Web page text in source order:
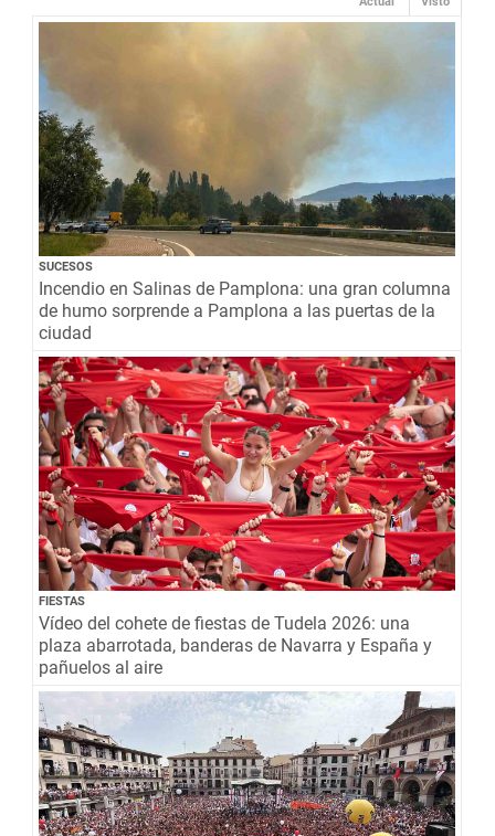
SUCESOS
Incendio en Salinas de Pamplona: una gran columna
de humo sorprende a Pamplona a las puertas de la
ciudad
FIESTAS
Vídeo del cohete de fiestas de Tudela 2026: una
plaza abarrotada, banderas de Navarra y España y
pañuelos al aire